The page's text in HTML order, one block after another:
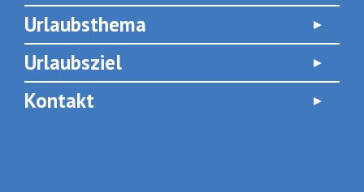
Urlaubsthema
Urlaubsziel
Kontakt